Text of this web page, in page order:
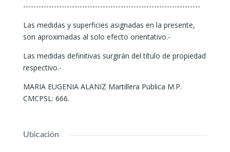
---------------------------------------------------------------------
Las medidas y superficies asignadas en la presente,
son aproximadas al solo efecto orientativo.-
Las medidas definitivas surgirán del título de propiedad
respectivo.-
MARIA EUGENIA ALANIZ Martillera Publica M.P.
CMCPSL: 666.
Ubicación